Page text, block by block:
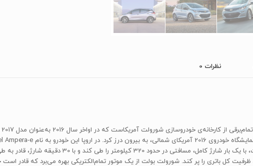
نظرات 0